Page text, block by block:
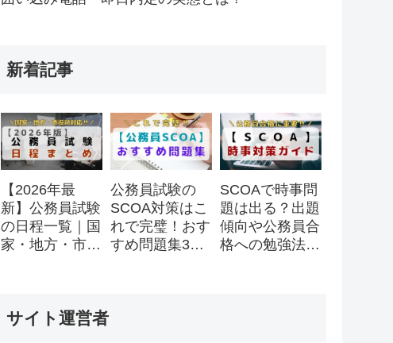
新着記事
【2026年最
新】公務員試験
の日程一覧｜国
家・地方・市役
公務員試験の
SCOA対策はこ
れで完璧！おす
すめ問題集3
SCOAで時事問
題は出る？出題
傾向や公務員合
格への勉強法を
サイト運営者